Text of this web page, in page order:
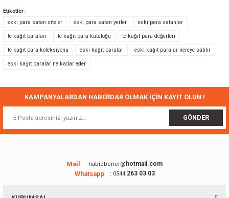
Görüş ve önerileriniz için teşekkür ederiz.
Ürün resmi kalitesiz, bozuk veya görüntülenemiyor.
Ürün açıklamasında eksik bilgiler bulunuyor.
Ürün fiyatı diğer sitelerden daha pahalı.
Bu ürüne benzer farklı alternatifler olmalı.
Gönder
Etiketler :
eski para satan siteler
eski para satan yerler eski para satanlar
tc kağıt paraları tc kağıt para kataloğu tc kağıt para değerleri
tc kağıt para koleksiyonu eski kağıt paralar eski kağıt paralar nereye satılır
eski kağıt paralar ne kadar eder
KAMPANYALARDAN HABERDAR OLMAK İÇİN KAYIT OLUN !
GÖNDER
Mail : habipbener@ hotmail.com
Whatsapp : 0544263 03 03